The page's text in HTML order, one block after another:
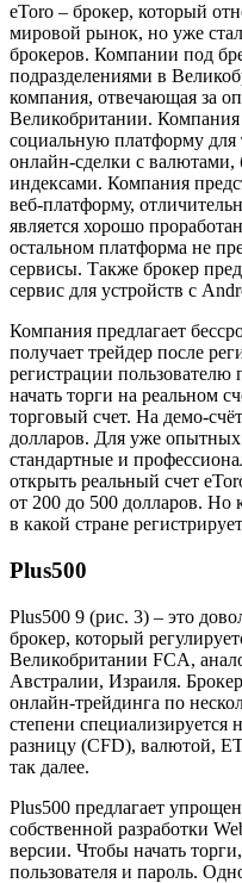
eToro – брокер, который
мировой рынок, но уже
брокеров. Компании под
подразделениями в
компания, отвечающая за
Великобритании. Компания
социальную платформу для
онлайн-сделки с
индексами. Компания
веб-платформу,
является хорошо
остальном платформа не
сервисы. Также брокер
сервис для устройств с
Компания предлагает
получает трейдер после
регистрации пользователю
начать торги на реальном
торговый счет. На демо-
долларов. Для уже опытных
стандартные и
открыть реальный счет
от 200 до 500 долларов. Но
в какой стране
Plus500
Plus500 9 (рис. 3) – это
брокер, который
Великобритании FCA,
Австралии, Израиля.
онлайн-трейдинга по
степени специализируется
разницу (CFD), валютой,
так далее.
Plus500 предлагает
собственной разработки
версии. Чтобы начать
пользователя и пароль.